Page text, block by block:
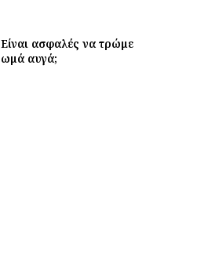
Είναι ασφαλές να τρώμε
ωμά αυγά;